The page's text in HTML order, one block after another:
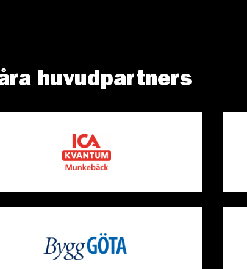
huvudpartners